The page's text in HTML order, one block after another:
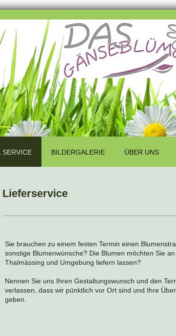
SERVICE BILDERGALERIE ÜBER UNS
Lieferservice
Sie brauchen zu einem festen Termin einen
sonstige Blumenwünsche? Die Blumen möchten Sie
Thalmässing und Umgebung liefern lassen?
Nennen Sie uns Ihren Gestaltungswunsch und den
verlassen, dass wir pünktlich vor Ort sind und Ihre
geben.